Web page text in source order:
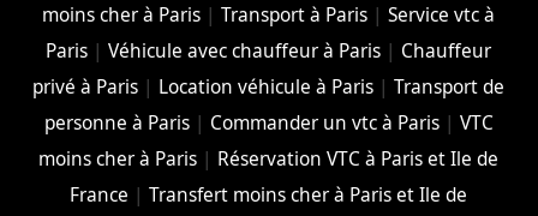
moins cher à Paris |Transport à Paris |Service vtc à
Paris |Véhicule avec chauffeur à Paris | Chauffeur
privé à Paris | Location véhicule à Paris |Transport de
personne à Paris| Commander un vtc à Paris| VTC
moins cher à Paris | Réservation VTC à Paris et Ile de
France |Transfert moins cher à Paris et Ile de